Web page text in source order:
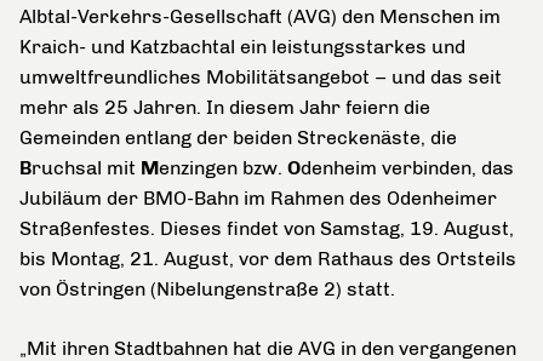
Albtal-Verkehrs-Gesellschaft (AVG) den Menschen im
Kraich- und Katzbachtal ein leistungsstarkes und
umweltfreundliches Mobilitätsangebot – und das seit
mehr als 25 Jahren. In diesem Jahr feiern die
Gemeinden entlang der beiden Streckenäste, die
Bruchsal mit Menzingen bzw. Odenheim verbinden, das
Jubiläum der BMO-Bahn im Rahmen des Odenheimer
Straßenfestes. Dieses findet von Samstag, 19. August,
bis Montag, 21. August, vor dem Rathaus des Ortsteils
von Östringen (Nibelungenstraße 2) statt.
„Mit ihren Stadtbahnen hat die AVG in den vergangenen